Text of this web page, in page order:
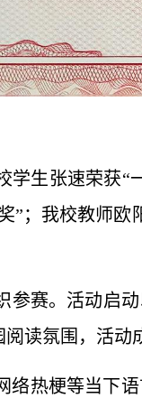
生张速荣获“
；我校教师欧
参赛。活动启
读氛围，活动
热梗等当下语